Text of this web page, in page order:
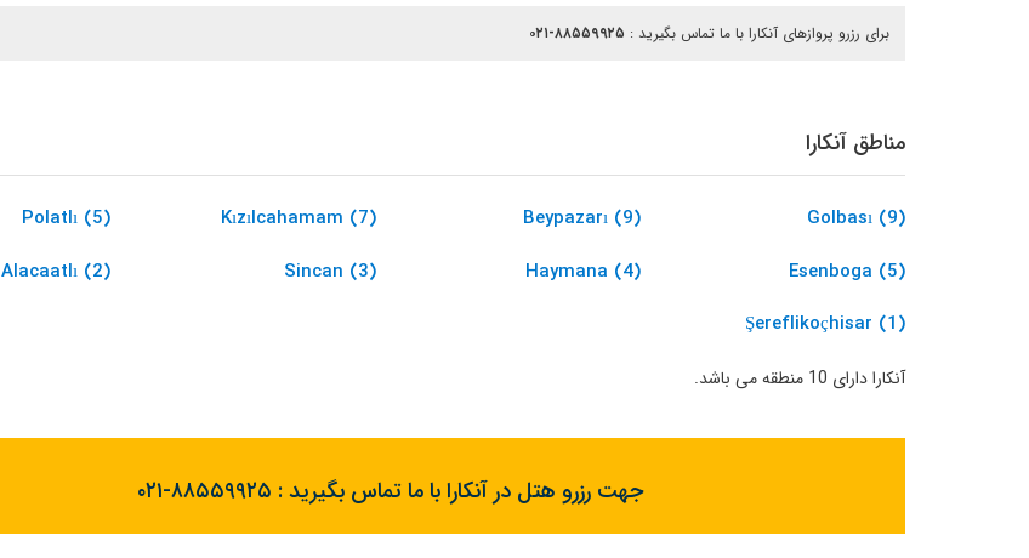
برای رزرو پروازهای آنکارا با ما تماس بگیرید : ۰۲۱-۸۸۵۵۹۹۲۵
مناطق آنکارا
Golbası (9)
Beypazarı (9)
Kızılcahamam (7)
Polatlı (5)
Esenboga (5)
Haymana (4)
Sincan (3)
Alacaatlı (2)
Şereflikoçhisar (1)
آنکارا دارای 10 منطقه می باشد.
جهت رزرو هتل در آنکارا با ما تماس بگیرید : ۰۲۱-۸۸۵۵۹۹۲۵